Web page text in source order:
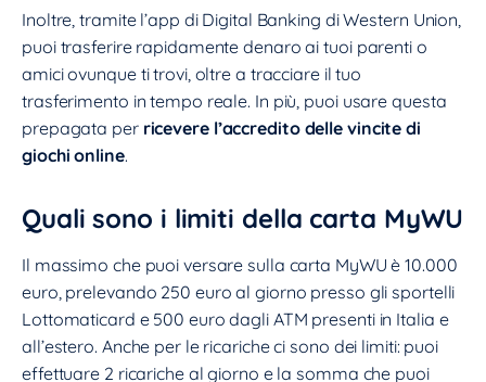
Inoltre, tramite l’app di Digital Banking di Western Union,
puoi trasferire rapidamente denaro ai tuoi parenti o
amici ovunque ti trovi, oltre a tracciare il tuo
trasferimento in tempo reale. In più, puoi usare questa
prepagata per ricevere l’accredito delle vincite di
giochi online.
Quali sono i limiti della carta MyWU
Il massimo che puoi versare sulla carta MyWU è 10.000
euro, prelevando 250 euro al giorno presso gli sportelli
Lottomaticard e 500 euro dagli ATM presenti in Italia e
all’estero. Anche per le ricariche ci sono dei limiti: puoi
effettuare 2 ricariche al giorno e la somma che puoi